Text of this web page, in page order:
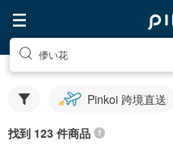
儚い花
Pinkoi 跨境直送
找到 123 件商品